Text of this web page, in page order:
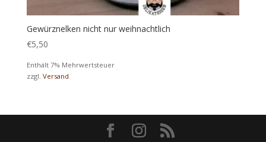
Gewürznelken nicht nur weihnachtlich
€5,50
Enthält 7% Mehrwertsteuer
zzgl. Versand